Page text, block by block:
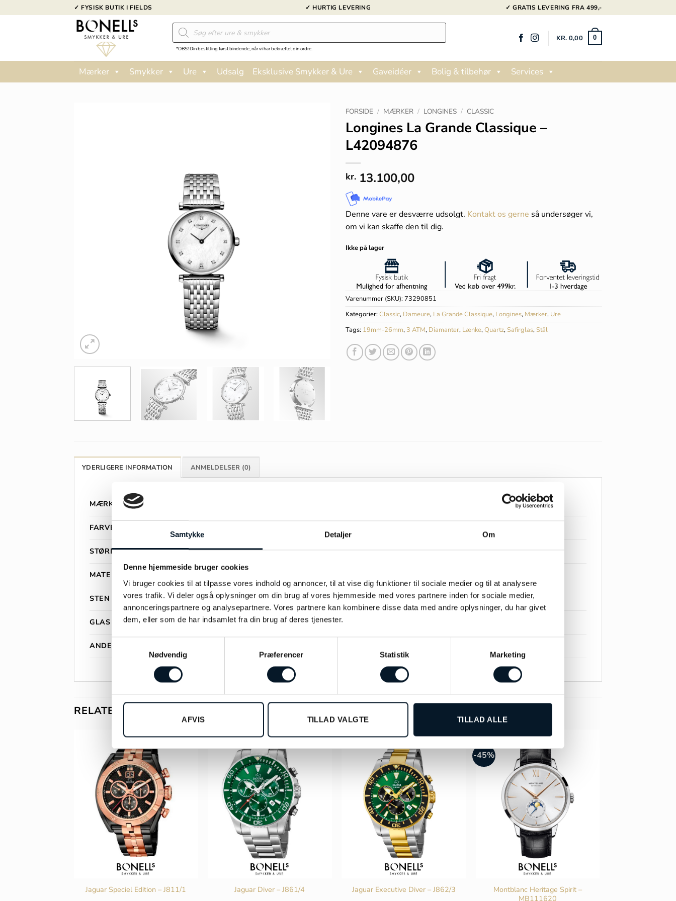
Samtykke Detaljer Om
Denne hjemmeside bruger cookies
Vi bruger cookies til at tilpasse vores indhold og annoncer, til at vise dig funktioner til sociale medier og til at analysere
vores trafik. Vi deler også oplysninger om din brug af vores hjemmeside med vores partnere inden for sociale medier,
annonceringspartnere og analysepartnere. Vores partnere kan kombinere disse data med andre oplysninger, du har givet
dem, eller som de har indsamlet fra din brug af deres tjenester.
Nødvendig
Præferencer Statistik Marketing
AFVIS TILLAD VALGTE TILLAD ALLE
til
✓ FYSISK BUTIK I FIELDS ✓ HURTIG LEVERING ✓ GRATIS LEVERING FRA 499,-
Products
search
*OBS! Din bestilling først bindende, når vi har bekræftet din ordre.
KR. 0,00 0
Mærker Smykker Ure Udsalg Eksklusive Smykker & Ure Gaveidéer Bolig & tilbehør Services
FORSIDE / MÆRKER / LONGINES / CLASSIC
Longines La Grande Classique –
L42094876
kr. 13.100,00
Denne vare er desværre udsolgt. Kontakt os gerne så undersøger vi,
om vi kan skaffe den til dig.
Ikke på lager
Varenummer (SKU):73290851
Kategorier:Classic, Dameure, La Grande Classique, Longines, Mærker, Ure
Tags: 19mm-26mm, 3 ATM, Diamanter, Lænke,Quartz, Safirglas, Stål
YDERLIGERE INFORMATION ANMELDELSER (0)
MÆRKE
FARVE
STØRRELSE 24mm
MATERIALE
STEN tw.vs-si.0,048ct
GLAS Safir
ANDET INFO
RELATEREDE VARER
Jaguar Speciel Edition – J811/1
Jaguar Diver – J861/4
Jaguar Executive Diver – J862/3
-45%
Montblanc Heritage Spirit –
MB111620